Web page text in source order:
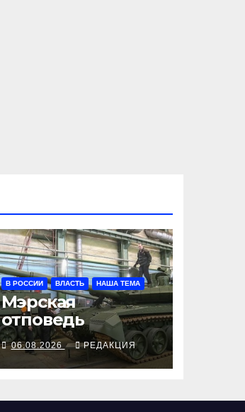
В РОССИИ ВЛАСТЬ НАША ТЕМА
Мэрская
отповедь
06.08.2026 РЕДАКЦИЯ